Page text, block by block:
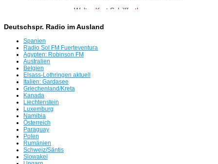
Walter Kurt Schilffarth
Antenne Austria Memorial Fanpage
Tag der offenen Tür in Freimann
Radio Bavaria International plant für 8.8.26 eine Rückkehr auf
Deutschspr. Radio im Ausland
Spanien
Radio Sol FM Fuerteventura
Ägypten: Robinson FM
Australien
Belgien
Elsass-Lothringen aktuell
Italien: Gardasee
Griechenland/Kreta
Kanada
Liechtenstein
Luxemburg
Namibia
Österreich
Paraguay
Polen
Rumänien
Schweiz/Säntis
Slowakei